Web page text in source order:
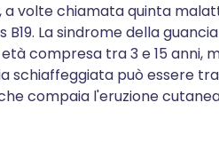
a volte chiamata quinta
La sindrome della
compresa tra 3 e 15 anni,
schiaffeggiata può essere
compaia l'eruzione